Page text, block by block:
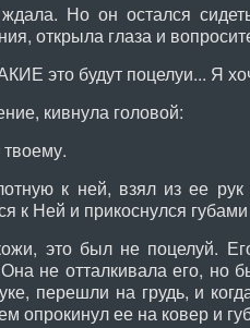
Но он остался
открыла глаза и
это будут поцелуи... Я
кивнула головой:
к ней, взял из ее рук
к Ней и прикоснулся
это был не поцелуй.
не отталкивала его, но
перешли на грудь, и
ее на ковер и